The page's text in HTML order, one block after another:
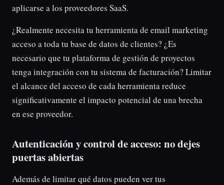
aplicarse a los proveedores SaaS.
¿Realmente necesita tu herramienta de email marketing
acceso a toda tu base de datos de clientes? ¿Es
necesario que tu plataforma de gestión de proyectos
tenga integración con tu sistema de facturación? Limitar
el alcance del acceso de cada herramienta reduce
significativamente el impacto potencial de una brecha
en ese proveedor.
Autenticación y control de acceso: no dejes
puertas abiertas
Además de limitar qué datos pueden ver tus